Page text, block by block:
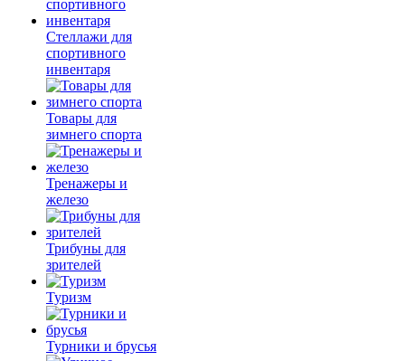
Стеллажи для
спортивного
инвентаря
Товары для
зимнего спорта
Тренажеры и
железо
Трибуны для
зрителей
Туризм
Турники и брусья